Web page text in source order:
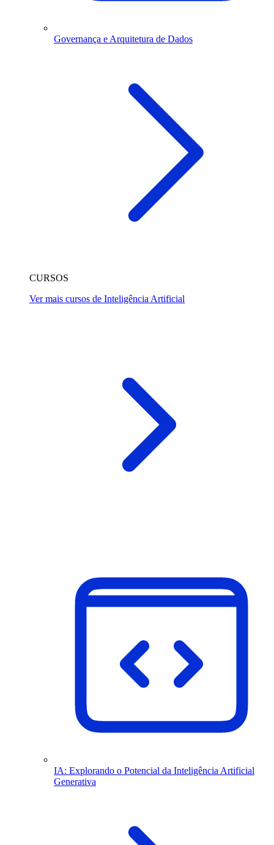
Governança e Arquitetura de Dados
CURSOS
Ver mais cursos de Inteligência Artificial
IA: Explorando o Potencial da Inteligência Artificial
Generativa